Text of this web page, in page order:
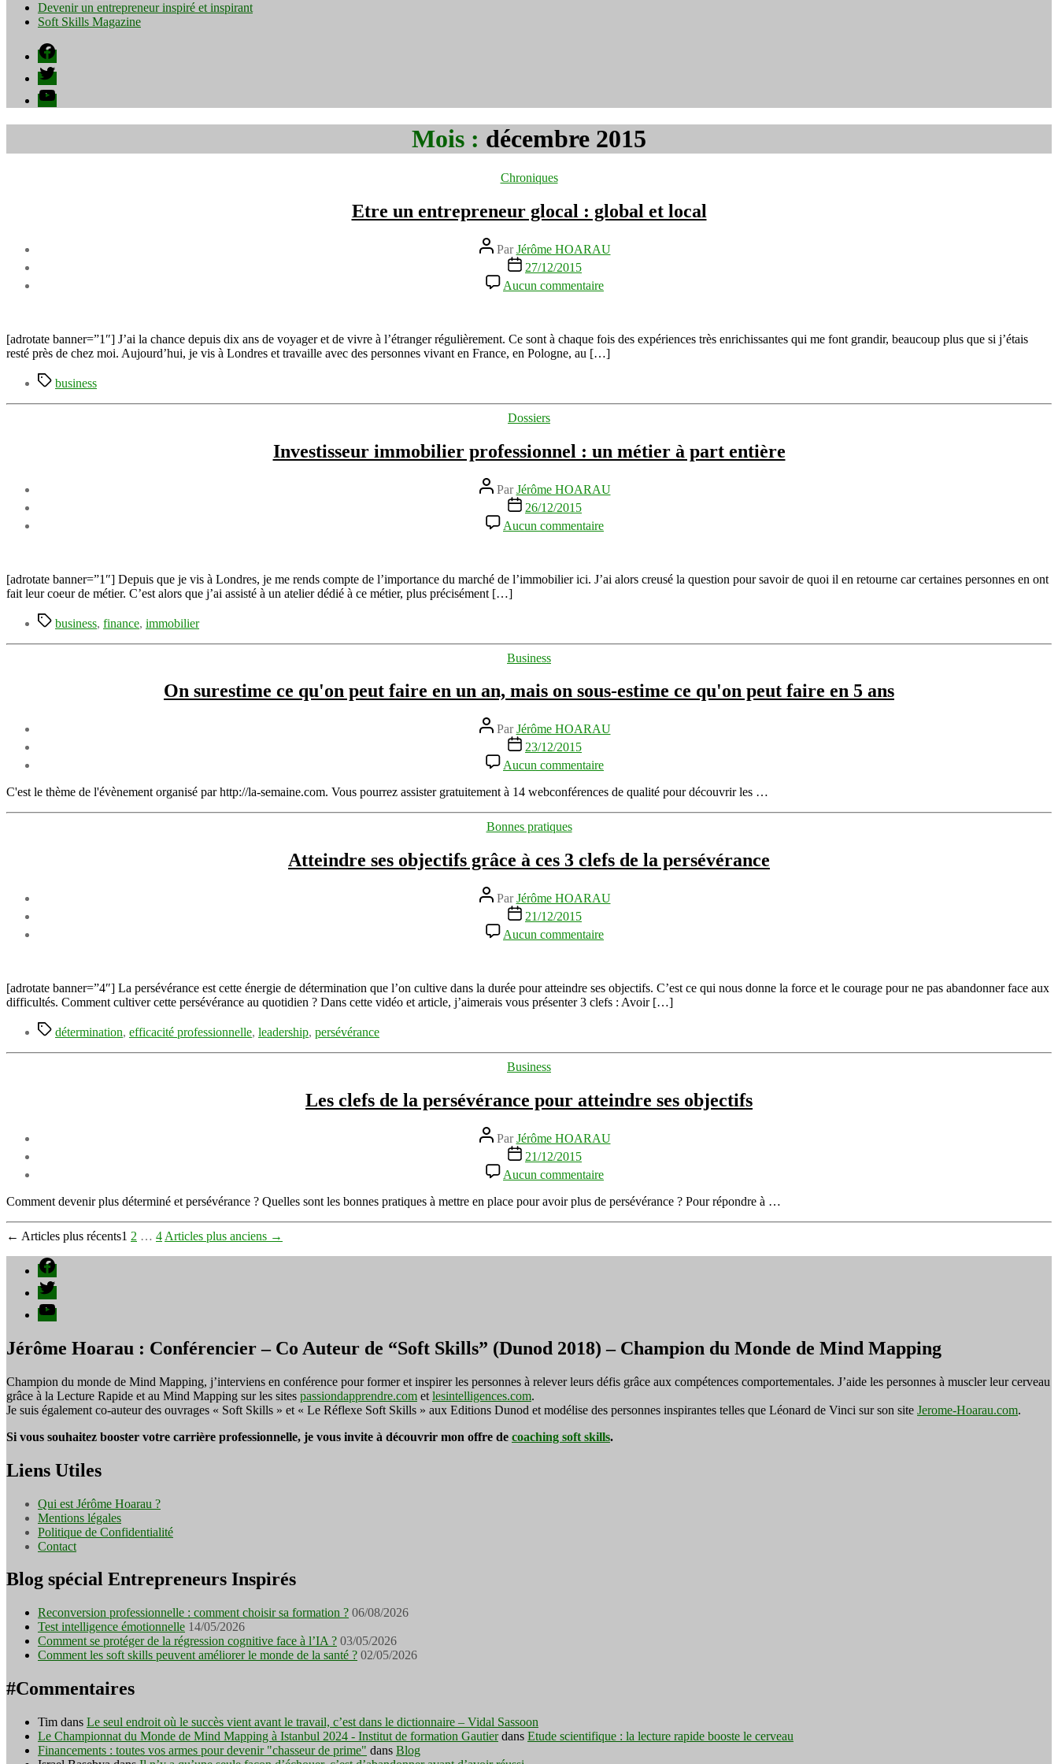
Devenir un entrepreneur inspiré et inspirant
Soft Skills Magazine
Facebook
Twitter
YouTube
Mois : décembre 2015
Catégories
Chroniques
Etre un entrepreneur glocal : global et local
Auteur
de
l’article
ParJérôme HOARAU
Date
l’article
27/12/2015
Aucun commentaire
Etre
glocal
[adrotate banner=”1″] J’ai la chance depuis dix ans de voyager et de vivre à l’étranger régulièrement. Ce sont à chaque fois des expériences très enrichissantes qui me font grandir, beaucoup plus que si j’étais
resté près de chez moi. Aujourd’hui, je vis à Londres et travaille avec des personnes vivant en France, en Pologne, au […]
Étiquettes
business
Catégories
Dossiers
Investisseur immobilier professionnel : un métier à part entière
Auteur
de
l’article
ParJérôme HOARAU
Date
l’article
26/12/2015
Aucun commentaire
Investisseur
:
entière
[adrotate banner=”1″] Depuis que je vis à Londres, je me rends compte de l’importance du marché de l’immobilier ici. J’ai alors creusé la question pour savoir de quoi il en retourne car certaines personnes en ont
fait leur coeur de métier. C’est alors que j’ai assisté à un atelier dédié à ce métier, plus précisément […]
Étiquettes
business, finance, immobilier
Catégories
Business
On surestime ce qu'on peut faire en un an, mais on sous-estime ce qu'on peut faire en 5 ans
Auteur
de
l’article
ParJérôme HOARAU
Date
l’article
23/12/2015
Aucun commentaire
On
surestime
qu'on
en
un
mais
sous-
estime
peut
faire
C'est le thème de l'évènement organisé par http://la-semaine.com. Vous pourrez assister gratuitement à 14 webconférences de qualité pour découvrir les …
Catégories
Bonnes pratiques
Atteindre ses objectifs grâce à ces 3 clefs de la persévérance
Auteur
de
l’article
ParJérôme HOARAU
Date
l’article
21/12/2015
Aucun commentaire
Atteindre
grâce
à
de
[adrotate banner=”4″] La persévérance est cette énergie de détermination que l’on cultive dans la durée pour atteindre ses objectifs. C’est ce qui nous donne la force et le courage pour ne pas abandonner face aux
difficultés. Comment cultiver cette persévérance au quotidien ? Dans cette vidéo et article, j’aimerais vous présenter 3 clefs : Avoir […]
Étiquettes
détermination, efficacité professionnelle, leadership, persévérance
Catégories
Business
Les clefs de la persévérance pour atteindre ses objectifs
Auteur
de
l’article
ParJérôme HOARAU
Date
l’article
21/12/2015
Aucun commentaire
Les
clefs
de
la
pour
Comment devenir plus déterminé et persévérance ? Quelles sont les bonnes pratiques à mettre en place pour avoir plus de persévérance ? Pour répondre à …
Pagination
des
publications
← Articles plus récents1 2 … 4 Articles plus anciens →
Facebook
Twitter
YouTube
Jérôme Hoarau : Conférencier – Co Auteur de “Soft Skills” (Dunod 2018) – Champion du Monde de Mind Mapping
Champion du monde de Mind Mapping, j’interviens en conférence pour former et inspirer les personnes à relever leurs défis grâce aux compétences comportementales. J’aide les personnes à muscler leur cerveau
grâce à la Lecture Rapide et au Mind Mapping sur les sites passiondapprendre.com et lesintelligences.com.
Je suis également co-auteur des ouvrages « Soft Skills » et « Le Réflexe Soft Skills » aux Editions Dunod et modélise des personnes inspirantes telles que Léonard de Vinci sur son site Jerome-Hoarau.com.
Si vous souhaitez booster votre carrière professionnelle, je vous invite à découvrir mon offre de coaching soft skills.
Liens Utiles
Qui est Jérôme Hoarau ?
Mentions légales
Politique de Confidentialité
Contact
Blog spécial Entrepreneurs Inspirés
Reconversion professionnelle : comment choisir sa formation ? 06/08/2026
Test intelligence émotionnelle 14/05/2026
Comment se protéger de la régression cognitive face à l’IA ? 03/05/2026
Comment les soft skills peuvent améliorer le monde de la santé ? 02/05/2026
#Commentaires
Tim dans Le seul endroit où le succès vient avant le travail, c’est dans le dictionnaire – Vidal Sassoon
Le Championnat du Monde de Mind Mapping à Istanbul 2024 - Institut de formation Gautierdans Etude scientifique : la lecture rapide booste le cerveau
Financements : toutes vos armes pour devenir "chasseur de prime" dans Blog